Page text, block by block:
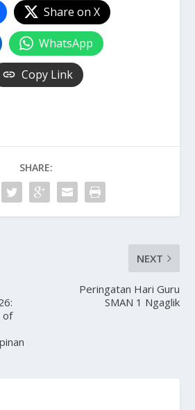
Share on X
WhatsApp
Copy Link
SHARE:
of
NEXT
Peringatan Hari Guru
SMAN 1 Ngaglik